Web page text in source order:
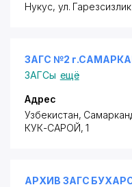
Нукус, ул. Гарезсизлик
ЗАГС №2
ЗАГСы ещё
Адрес
Узбекистан,
КУК-САРОЙ, 1
АРХИВ ЗАГС